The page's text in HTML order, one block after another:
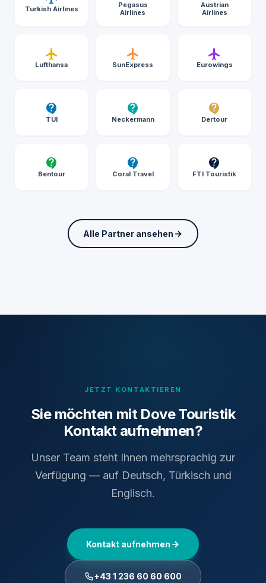
Turkish Airlines
Pegasus
Airlines
Austrian
Airlines
Lufthansa SunExpress Eurowings
TUI Neckermann Dertour
Bentour Coral Travel FTI Touristik
Alle Partner ansehen
JETZT KONTAKTIEREN
Sie möchten mit Dove Touristik
Kontakt aufnehmen?
Unser Team steht Ihnen mehrsprachig zur
Verfügung — auf Deutsch, Türkisch und
Englisch.
Kontakt aufnehmen
+43 1 236 60 60 600